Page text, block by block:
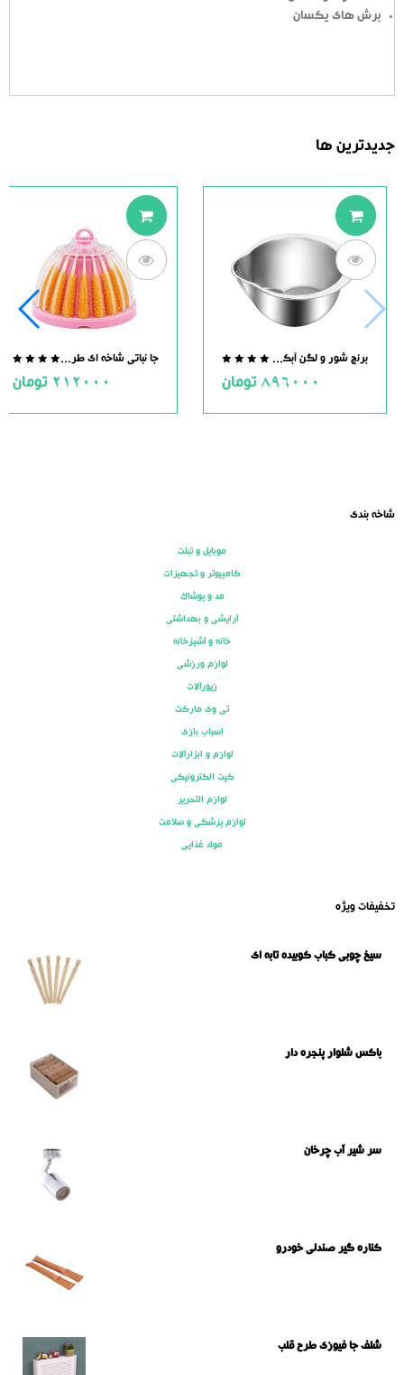
برش های یکسان
جدیدترین ها
out
5
برنج شور و لگن آبکش دار استیل
896000 تومان
5
جا نباتی شاخه ای طرح گل
212000 تومان
شاخه بندی
موبایل و تبلت
کامپیوتر و تجهیزات
مد و پوشاک
آرایشی و بهداشتی
خانه و آشپزخانه
لوازم ورزشی
زیورآلات
تی وی مارکت
اسباب بازی
لوازم و ابزارآلات
کیت الکترونیکی
لوازم التحریر
لوازم پزشکی و سلامت
مواد غذایی
تخفیفات ویژه
سیخ چوبی کباب کوبیده تابه ای
باکس شلوار پنجره دار
سر شیر آب چرخان
کناره گیر صندلی خودرو
شلف جا فیوزی طرح قلب